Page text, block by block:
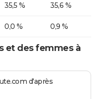
35,5 % 35,6 %
0,0 % 0,9 %
et des femmes à
d'après